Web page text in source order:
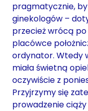
pragmatycznie,
ginekologów –
przecież wrócą
placówce
ordynator. Wtedy
miała świetną
oczywiście z
Przyjrzymy się
prowadzenie